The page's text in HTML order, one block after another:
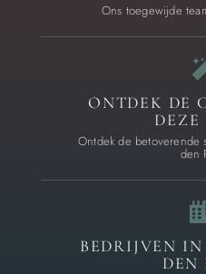
Ons toegewijde
ONTDEK DE
DEZE
Ontdek de betoverende
den
BEDRIJVEN
DEN